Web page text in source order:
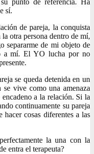
punto de referencia. Ha
sí.
de pareja, la conquista
otra persona dentro de mí,
separarme de mi objeto de
a mí. El YO lucha por no
se queda detenida en un
vive como una amenaza
a la relación. Si la
continuamente su pareja
hacer cosas diferentes a las
la una con la
entra el terapeuta?